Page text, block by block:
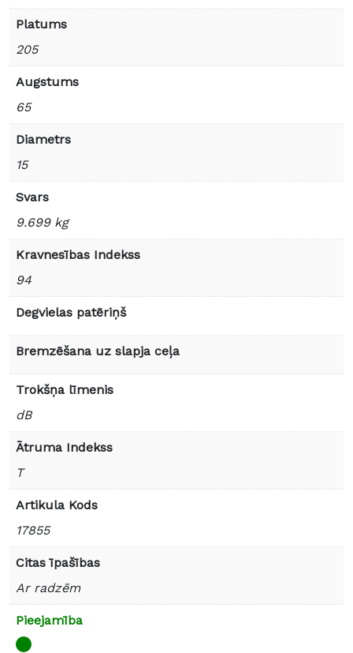
Platums
205
Augstums
65
Diametrs
15
Svars
9.699 kg
Kravnesības Indekss
94
Degvielas patēriņš
Bremzēšana uz slapja ceļa
Trokšņa līmenis
dB
Ātruma Indekss
T
Artikula Kods
17855
Citas īpašības
Ar radzēm
Pieejamība